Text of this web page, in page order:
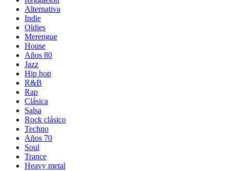
Alternativa
Indie
Oldies
Merengue
House
Años 80
Jazz
Hip hop
R&B
Rap
Clásica
Salsa
Rock clásico
Techno
Años 70
Soul
Trance
Heavy metal